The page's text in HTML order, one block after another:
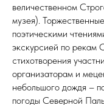
величественном
музея).
поэтическими
экскурсией по рекам
стихотворения
организаторам и
небольшого дождя –
погоды Северной